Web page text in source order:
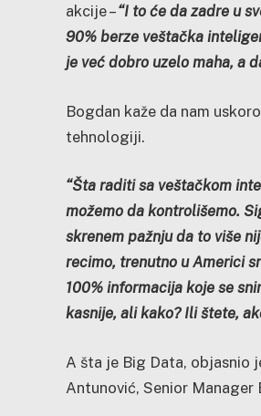
akcije –“I to će da zadre u
90% berze veštačka
je već dobro uzelo maha, a
Bogdan kaže da nam
tehnologiji.
“Šta raditi sa veštačkom
možemo da kontrolišemo.
skrenem pažnju da to više
recimo, trenutno u Americi
100% informacija koje se
kasnije, ali kako? Ili štete,
A šta je Big Data, objasnio
Antunović, Senior Manager